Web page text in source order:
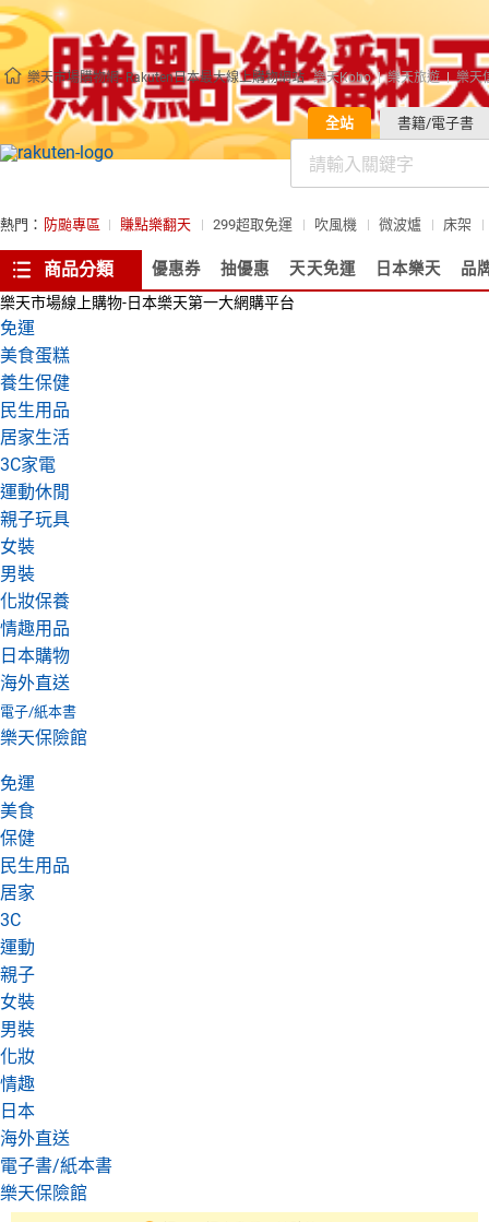
樂天市場購物網- Rakuten日本最大線上購物網站 樂天Kobo 樂天旅遊 樂天
全站 書籍/電子書
熱門： 防颱專區 賺點樂翻天 299超取免運 吹風機 微波爐 床架
商品分類 優惠券 抽優惠 天天免運 日本樂天 品
樂天市場線上購物-日本樂天第一大網購平台
免運
美食蛋糕
養生保健
民生用品
居家生活
3C家電
運動休閒
親子玩具
女裝
男裝
化妝保養
情趣用品
日本購物
海外直送
電子/紙本書
樂天保險館
免運
美食
保健
民生用品
居家
3C
運動
親子
女裝
男裝
化妝
情趣
日本
海外直送
電子書/紙本書
樂天保險館